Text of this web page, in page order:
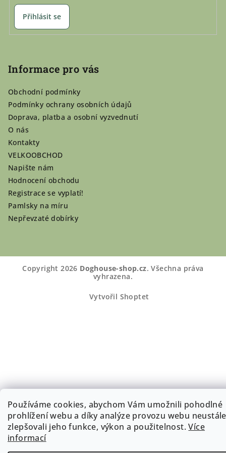
Používáme cookies, abychom Vám umožnili pohodlné
prohlížení webu a díky analýze provozu webu neustále
zlepšovali jeho funkce, výkon a použitelnost.Více
informací
Přihlásit se
Informace pro vás
Obchodní podmínky
Podmínky ochrany osobních údajů
Doprava, platba a osobní vyzvednutí
O nás
Kontakty
VELKOOBCHOD
Napište nám
Hodnocení obchodu
Registrace se vyplatí!
Pamlsky na míru
Nepřevzaté dobírky
Copyright 2026 Doghouse-shop.cz. Všechna práva
vyhrazena.
Vytvořil Shoptet